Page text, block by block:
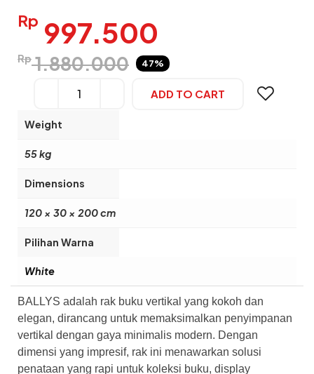
Rp 997.500
Rp1.880.000 47%
ADD TO CART
Alternative:
Weight
55 kg
Dimensions
120 × 30 × 200 cm
Pilihan Warna
White
BALLYS adalah rak buku vertikal yang kokoh dan
elegan, dirancang untuk memaksimalkan penyimpanan
vertikal dengan gaya minimalis modern. Dengan
dimensi yang impresif, rak ini menawarkan solusi
penataan yang rapi untuk koleksi buku, display